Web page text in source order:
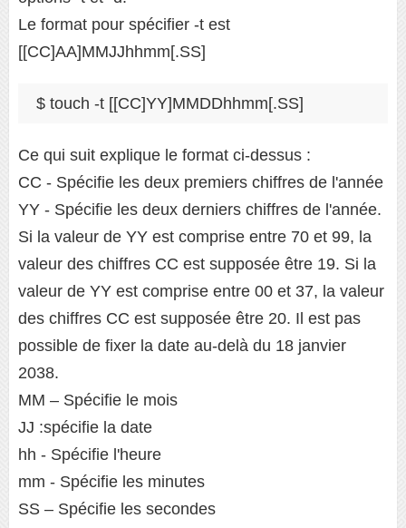
Le format pour spécifier -t est
[[CC]AA]MMJJhhmm[.SS]
Ce qui suit explique le format ci-dessus :
CC - Spécifie les deux premiers chiffres de l'année
YY - Spécifie les deux derniers chiffres de l'année.
Si la valeur de YY est comprise entre 70 et 99, la
valeur des chiffres CC est supposée être 19. Si la
valeur de YY est comprise entre 00 et 37, la valeur
des chiffres CC est supposée être 20. Il est pas
possible de fixer la date au-delà du 18 janvier
2038.
MM – Spécifie le mois
JJ :spécifie la date
hh - Spécifie l'heure
mm - Spécifie les minutes
SS – Spécifie les secondes